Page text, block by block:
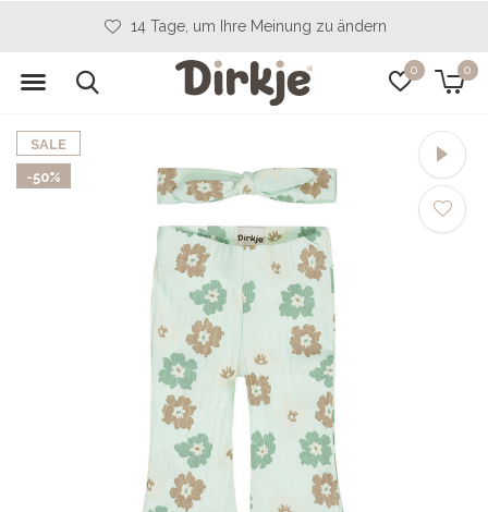
0 0
14 Tage, um Ihre Meinung zu ändern
SALE
-50%